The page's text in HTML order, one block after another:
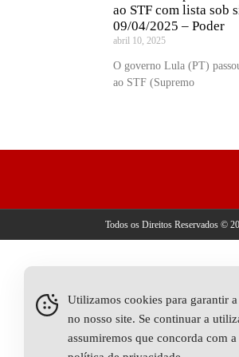
ao STF com lista sob
09/04/2025 – Poder
abril 10, 2025
O governo Lula (PT)
ao STF (Supremo
Todos os Direitos Reservados ©
Utilizamos cookies para garantir
no nosso site. Se continuar a
assumiremos que concorda com a